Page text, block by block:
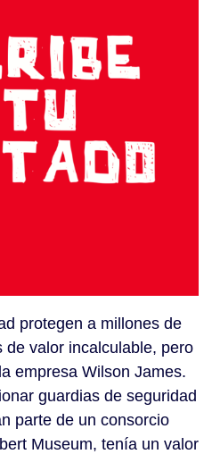
protegen a millones de
valor incalculable, pero
empresa Wilson James.
guardias de seguridad
parte de un consorcio
Museum, tenía un valor